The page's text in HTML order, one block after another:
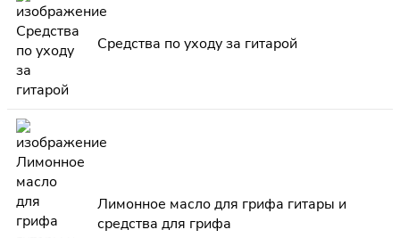
Средства по уходу за гитарой
Лимонное масло для грифа гитары и
средства для грифа